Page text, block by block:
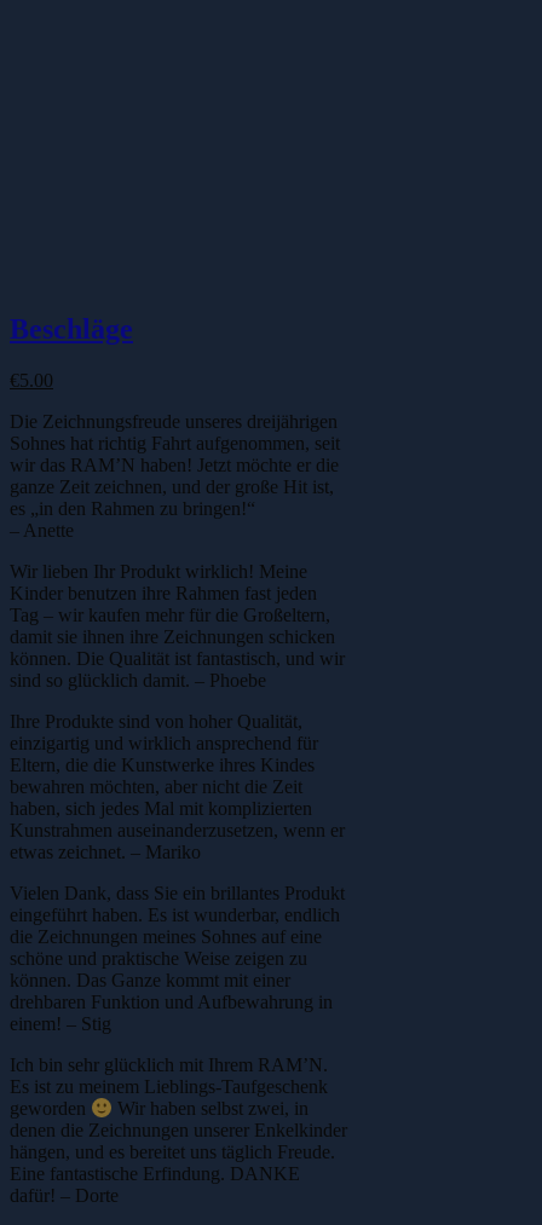
Beschläge
€5.00
Die Zeichnungsfreude unseres dreijährigen
Sohnes hat richtig Fahrt aufgenommen, seit
wir das RAM’N haben! Jetzt möchte er die
ganze Zeit zeichnen, und der große Hit ist,
es „in den Rahmen zu bringen!“
– Anette
Wir lieben Ihr Produkt wirklich! Meine
Kinder benutzen ihre Rahmen fast jeden
Tag – wir kaufen mehr für die Großeltern,
damit sie ihnen ihre Zeichnungen schicken
können. Die Qualität ist fantastisch, und wir
sind so glücklich damit. – Phoebe
Ihre Produkte sind von hoher Qualität,
einzigartig und wirklich ansprechend für
Eltern, die die Kunstwerke ihres Kindes
bewahren möchten, aber nicht die Zeit
haben, sich jedes Mal mit komplizierten
Kunstrahmen auseinanderzusetzen, wenn er
etwas zeichnet. – Mariko
Vielen Dank, dass Sie ein brillantes Produkt
eingeführt haben. Es ist wunderbar, endlich
die Zeichnungen meines Sohnes auf eine
schöne und praktische Weise zeigen zu
können. Das Ganze kommt mit einer
drehbaren Funktion und Aufbewahrung in
einem! – Stig
Ich bin sehr glücklich mit Ihrem RAM’N.
Es ist zu meinem Lieblings-Taufgeschenk
geworden
Wir haben selbst zwei, in
denen die Zeichnungen unserer Enkelkinder
hängen, und es bereitet uns täglich Freude.
Eine fantastische Erfindung. DANKE
dafür! – Dorte